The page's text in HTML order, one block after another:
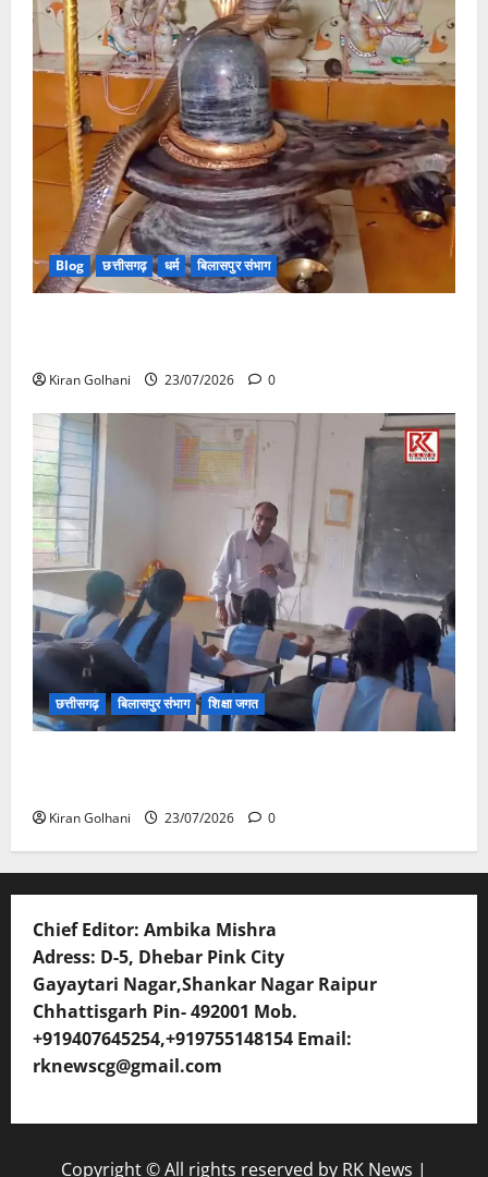
Blog छत्तीसगढ़ धर्म बिलासपुर संभाग
Kiran Golhani 23/07/2026 0
छत्तीसगढ़ बिलासपुर संभाग शिक्षा जगत
Kiran Golhani 23/07/2026 0
Chief Editor: Ambika Mishra
Adress: D-5, Dhebar Pink City
Gayaytari Nagar,Shankar Nagar Raipur
Chhattisgarh Pin- 492001 Mob.
+919407645254,+919755148154 Email:
rknewscg@gmail.com
Copyright © All rights reserved by RK News |